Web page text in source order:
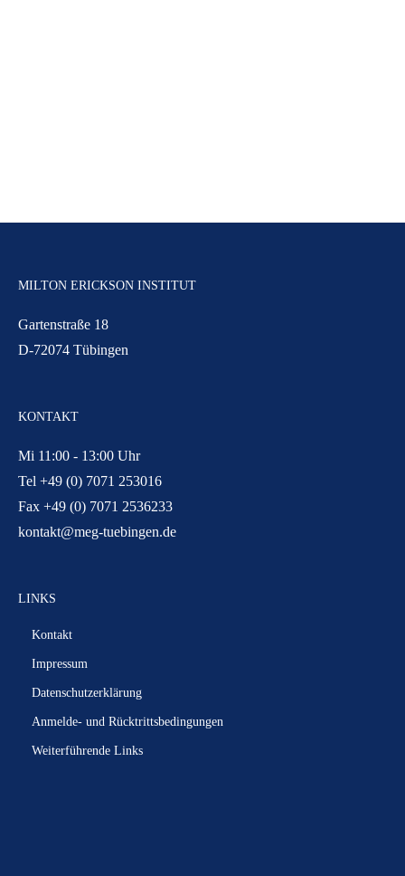
MILTON ERICKSON INSTITUT
Gartenstraße 18
D-72074 Tübingen
KONTAKT
Mi 11:00 - 13:00 Uhr
Tel +49 (0) 7071 253016
Fax +49 (0) 7071 2536233
kontakt@meg-tuebingen.de
LINKS
Kontakt
Impressum
Datenschutzerklärung
Anmelde- und Rücktrittsbedingungen
Weiterführende Links